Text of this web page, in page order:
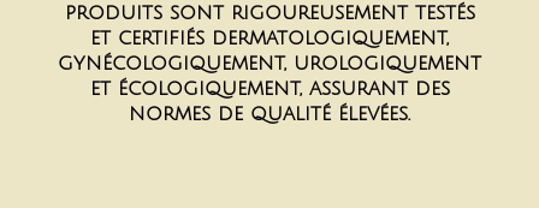
produits sont rigoureusement testés
et certifiés dermatologiquement,
gynécologiquement, urologiquement
et écologiquement, assurant des
normes de qualité élevées.